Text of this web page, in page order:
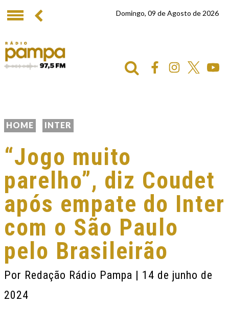
Domingo, 09 de Agosto de 2026
HOME INTER
“Jogo muito
parelho”, diz Coudet
após empate do Inter
com o São Paulo
pelo Brasileirão
Por Redação Rádio Pampa | 14 de junho de
2024